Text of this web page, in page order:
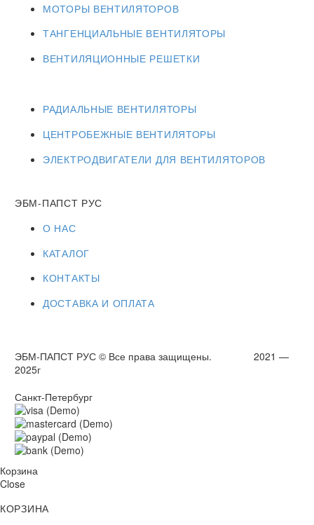
МОТОРЫ ВЕНТИЛЯТОРОВ
ТАНГЕНЦИАЛЬНЫЕ ВЕНТИЛЯТОРЫ
ВЕНТИЛЯЦИОННЫЕ РЕШЕТКИ
РАДИАЛЬНЫЕ ВЕНТИЛЯТОРЫ
ЦЕНТРОБЕЖНЫЕ ВЕНТИЛЯТОРЫ
ЭЛЕКТРОДВИГАТЕЛИ ДЛЯ ВЕНТИЛЯТОРОВ
ЭБМ-ПАПСТ РУС
О НАС
КАТАЛОГ
КОНТАКТЫ
ДОСТАВКА И ОПЛАТА
ЭБМ-ПАПСТ РУС © Все права защищены. 2021 —
2025г
Санкт-Петербург
Корзина
Close
КОРЗИНА